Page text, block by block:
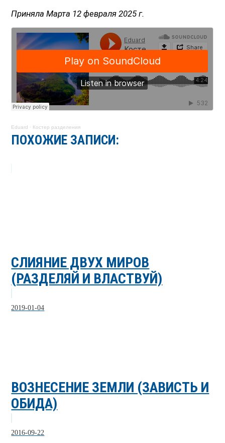
Приняла Марта 12 февраля 2025 г.
Eduard · Костер разделения
ПОХОЖИЕ ЗАПИСИ:
СЛИЯНИЕ ДВУХ МИРОВ
(РАЗДЕЛЯЙ И ВЛАСТВУЙ)
2019-01-04
ВОЗНЕСЕНИЕ ЗЕМЛИ (ЗАВИСТЬ И
ОБИДА)
2016-09-22